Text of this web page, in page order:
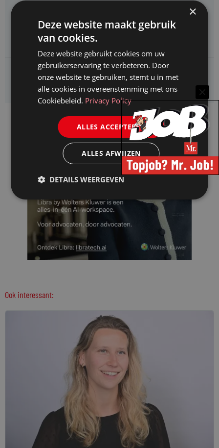
CAOP zoekt een
Juridisch adviseur (junior)
Kifid zoekt een
Jurist- secretaris
Ook interessant:
×
Deze website maakt gebruik
van cookies.
Deze website gebruikt cookies om uw
gebruikerservaring te verbeteren. Door
onze website te gebruiken, stemt u in met
alle cookies in overeenstemming met ons
Cookiebeleid. Privacy Policy
ALLES ACCEPTEREN
ALLES AFWIJZEN
DETAILS WEERGEVEN